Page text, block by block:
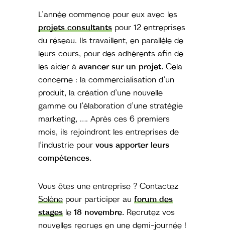
L’année commence pour eux avec les
projets consultants pour 12 entreprises
du réseau. Ils travaillent, en parallèle de
leurs cours, pour des adhérents afin de
les aider àavancer sur un projet.Cela
concerne : la commercialisation d’un
produit, la création d’une nouvelle
gamme ou l’élaboration d’une stratégie
marketing, …. Après ces 6 premiers
mois, ils rejoindront les entreprises de
l’industrie pourvous apporter leurs
compétences.
Vous êtes une entreprise ? Contactez
Solène pour participer au forum des
stages le 18 novembre. Recrutez vos
nouvelles recrues en une demi-journée !